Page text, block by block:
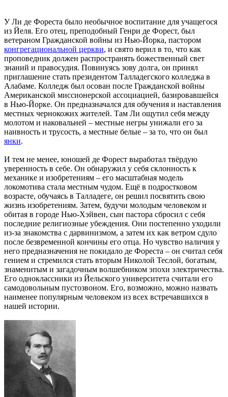
У Ли де Фореста было необычное воспитание для учащегося
из Йеля. Его отец, преподобный Генри де Форест, был
ветераном Гражданской войны из Нью-Йорка, пастором
конгрегациональной церкви, и свято верил в то, что как
проповедник должен распространять божественный свет
знаний и правосудия. Повинуясь зову долга, он принял
приглашение стать президентом Талладегского колледжа в
Алабаме. Колледж был осован после Гражданской войны
Американской миссионерской ассоциацией, базировавшейся
в Нью-Йорке. Он предназначался для обучения и наставления
местных чернокожих жителей. Там Ли ощутил себя между
молотом и наковальней – местные негры унижали его за
наивность и трусость, а местные белые – за то, что он был
янки.
И тем не менее, юношей де Форест выработал твёрдую
уверенность в себе. Он обнаружил у себя склонность к
механике и изобретениям – его масштабная модель
локомотива стала местным чудом. Ещё в подростковом
возрасте, обучаясь в Талладеге, он решил посвятить свою
жизнь изобретениям. Затем, будучи молодым человеком и
обитая в городе Нью-Хэйвен, сын пастора сбросил с себя
последние религиозные убеждения. Они постепенно уходили
из-за знакомства с дарвинизмом, а затем их как ветром сдуло
после безвременной кончины его отца. Но чувство наличия у
него предназначения не покидало де Фореста – он считал себя
гением и стремился стать вторым Николой Теслой, богатым,
знаменитым и загадочным волшебником эпохи электричества.
Его одноклассники из Йельского университета считали его
самодовольным пустозвоном. Его, возможно, можно назвать
наименее популярным человеком из всех встречавшихся в
нашей истории.